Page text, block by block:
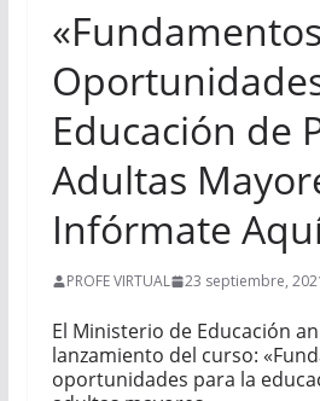
Educación de
Adultas
Infórmate
PROFE VIRTUAL 23 septiembre,
El Ministerio de Educación
lanzamiento del curso:
oportunidades para la